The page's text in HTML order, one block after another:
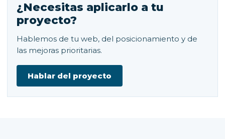
¿Necesitas aplicarlo a tu
proyecto?
Hablemos de tu web, del posicionamiento y de
las mejoras prioritarias.
Hablar del proyecto